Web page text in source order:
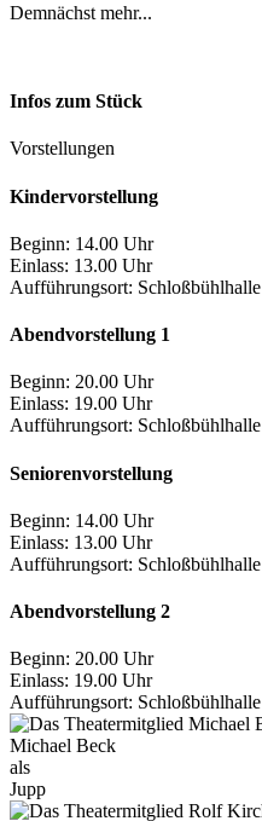
Demnächst mehr...
Infos zum Stück
Vorstellungen
Kindervorstellung
Beginn: 14.00 Uhr
Einlass: 13.00 Uhr
Aufführungsort: Schloßbühlhalle
Abendvorstellung 1
Beginn: 20.00 Uhr
Einlass: 19.00 Uhr
Aufführungsort: Schloßbühlhalle
Seniorenvorstellung
Beginn: 14.00 Uhr
Einlass: 13.00 Uhr
Aufführungsort: Schloßbühlhalle
Abendvorstellung 2
Beginn: 20.00 Uhr
Einlass: 19.00 Uhr
Aufführungsort: Schloßbühlhalle
Michael Beck
als
Jupp